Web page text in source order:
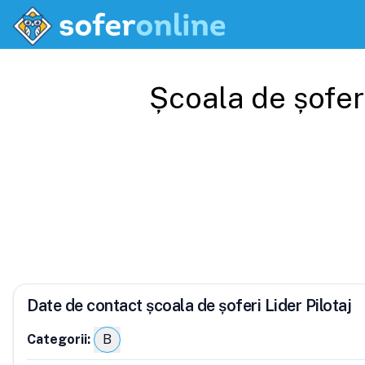
Școala de
Date de contact școala de șoferi Lider Pilotaj
Categorii: B